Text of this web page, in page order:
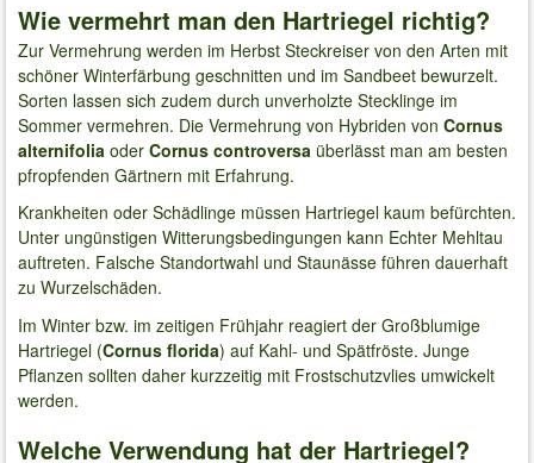
Wie vermehrt man den Hartriegel richtig?
Zur Vermehrung werden im Herbst Steckreiser von den Arten mit
schöner Winterfärbung geschnitten und im Sandbeet bewurzelt.
Sorten lassen sich zudem durch unverholzte Stecklinge im
Sommer vermehren. Die Vermehrung von Hybriden von Cornus
alternifolia oder Cornus controversa überlässt man am besten
pfropfenden Gärtnern mit Erfahrung.
Krankheiten oder Schädlinge müssen Hartriegel kaum befürchten.
Unter ungünstigen Witterungsbedingungen kann Echter Mehltau
auftreten. Falsche Standortwahl und Staunässe führen dauerhaft
zu Wurzelschäden.
Im Winter bzw. im zeitigen Frühjahr reagiert der Großblumige
Hartriegel (Cornus florida) auf Kahl- und Spätfröste. Junge
Pflanzen sollten daher kurzzeitig mit Frostschutzvlies umwickelt
werden.
Welche Verwendung hat der Hartriegel?